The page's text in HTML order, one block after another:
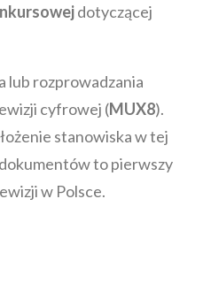
dotyczącej
lub rozprowadzania
cyfrowej (MUX8).
stanowiska w tej
to pierwszy
w Polsce.